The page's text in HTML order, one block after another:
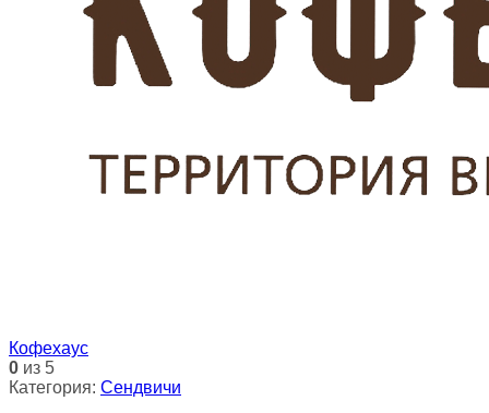
Кофехаус
0 из 5
Категория: Сендвичи